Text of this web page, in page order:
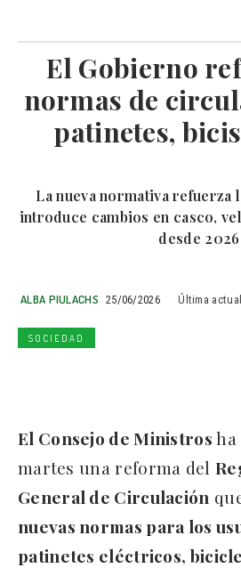
El Gobierno
normas de
patinetes,
La nueva normativa refuerza
introduce cambios en casco,
desde 2026
ALBA PIULACHS 25/06/2026 Última
SOCIEDAD
El Consejo de Ministrosha
martes una reforma del
General de Circulación
nuevas normas para los
patinetes eléctricos,